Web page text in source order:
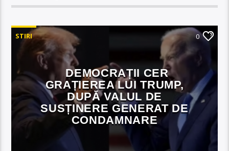
STIRI 0
DEMOCRAȚII CER
GRAȚIEREA LUI TRUMP,
DUPĂ VALUL DE
SUSȚINERE GENERAT DE
CONDAMNARE